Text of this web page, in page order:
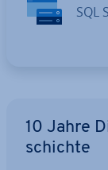
SQL
10 Jahre
schich­te